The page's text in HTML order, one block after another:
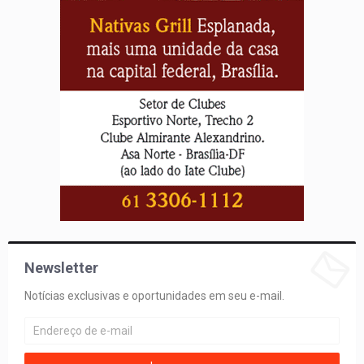
Newsletter
Notícias exclusivas e oportunidades em seu e-mail.